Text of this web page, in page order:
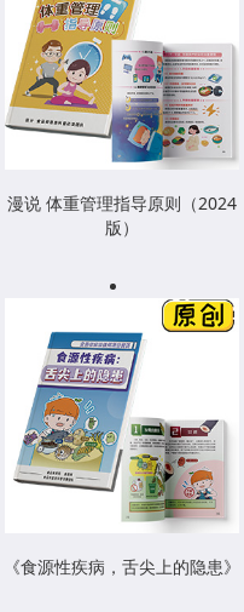
漫说 体重管理指导原则（2024
版）
《食源性疾病，舌尖上的隐患》